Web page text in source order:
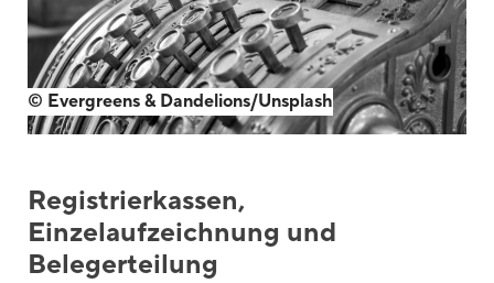
© Evergreens & Dandelions/Unsplash
Registrierkassen,
Einzelaufzeichnung und
Belegerteilung